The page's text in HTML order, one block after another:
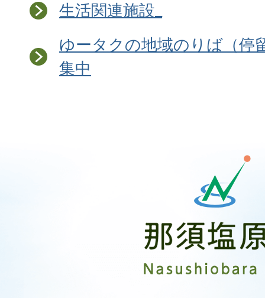
生活関連施設_
ゆータクの地域のりば（停
集中
原
市